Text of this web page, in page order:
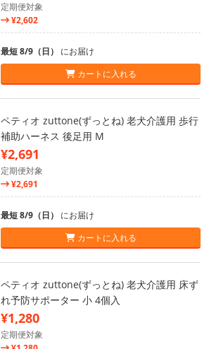
定期便対象
¥2,602
最短 8/9（日） にお届け
カートに入れる
ペティオ zuttone(ずっとね) 老犬介護用 歩行
補助ハーネス 後足用 M
¥2,691
定期便対象
¥2,691
最短 8/9（日） にお届け
カートに入れる
ペティオ zuttone(ずっとね) 老犬介護用 床ず
れ予防サポーター 小 4個入
¥1,280
定期便対象